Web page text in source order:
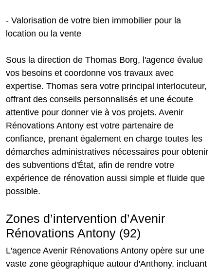
- Valorisation de votre bien immobilier pour la
location ou la vente
Sous la direction de Thomas Borg, l'agence évalue
vos besoins et coordonne vos travaux avec
expertise. Thomas sera votre principal interlocuteur,
offrant des conseils personnalisés et une écoute
attentive pour donner vie à vos projets. Avenir
Rénovations Antony est votre partenaire de
confiance, prenant également en charge toutes les
démarches administratives nécessaires pour obtenir
des subventions d'État, afin de rendre votre
expérience de rénovation aussi simple et fluide que
possible.
Zones d’intervention d’Avenir
Rénovations Antony (92)
L'agence Avenir Rénovations Antony opère sur une
vaste zone géographique autour d'Anthony, incluant